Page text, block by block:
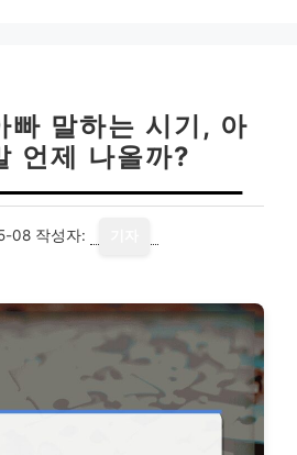
빠 말하는 시기, 아
언제 나올까?
08 작성자: